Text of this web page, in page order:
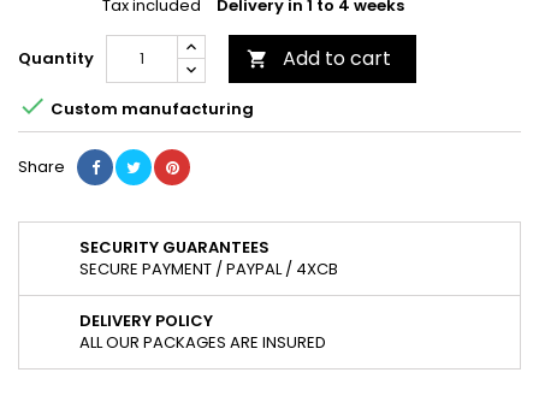
Tax included Delivery in 1 to 4 weeks
Quantity  Add to cart
 Custom manufacturing
Share
SECURITY GUARANTEES
SECURE PAYMENT / PAYPAL / 4XCB
DELIVERY POLICY
ALL OUR PACKAGES ARE INSURED